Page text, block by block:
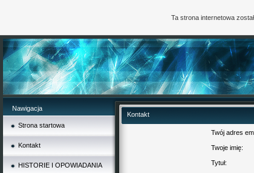
Nawigacja
Strona startowa
Kontakt
HISTORIE I OPOWIADANIA
Kontakt
Twój adres
Twoje imię:
Tytuł:
Ta strona internetowa